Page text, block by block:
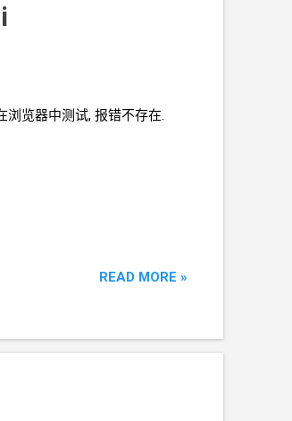
览器中测试, 报错不存在.
READ MORE »